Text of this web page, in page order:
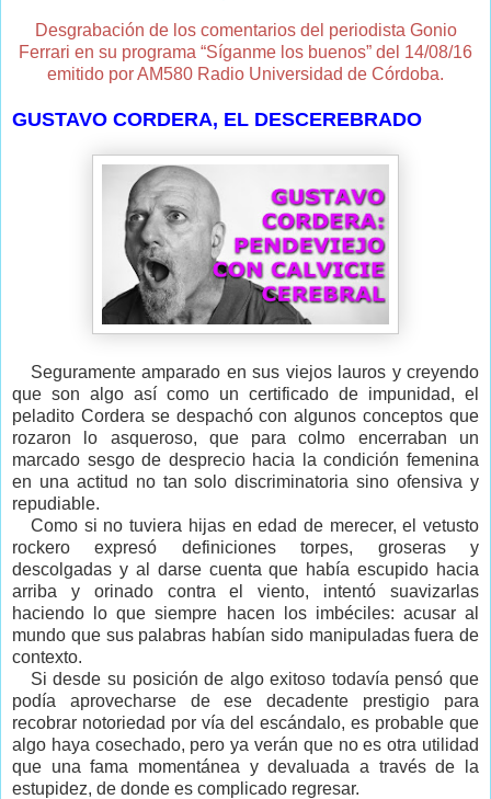
Desgrabación de los comentarios del periodista Gonio
Ferrari en su programa “Síganme los buenos” del 14/08/16
emitido por AM580 Radio Universidad de Córdoba.
GUSTAVO CORDERA, EL DESCEREBRADO
Seguramente amparado en sus viejos lauros y creyendo
que son algo así como un certificado de impunidad, el
peladito Cordera se despachó con algunos conceptos que
rozaron lo asqueroso, que para colmo encerraban un
marcado sesgo de desprecio hacia la condición femenina
en una actitud no tan solo discriminatoria sino ofensiva y
repudiable.
Como si no tuviera hijas en edad de merecer, el vetusto
rockero expresó definiciones torpes, groseras y
descolgadas y al darse cuenta que había escupido hacia
arriba y orinado contra el viento, intentó suavizarlas
haciendo lo que siempre hacen los imbéciles: acusar al
mundo que sus palabras habían sido manipuladas fuera de
contexto.
Si desde su posición de algo exitoso todavía pensó que
podía aprovecharse de ese decadente prestigio para
recobrar notoriedad por vía del escándalo, es probable que
algo haya cosechado, pero ya verán que no es otra utilidad
que una fama momentánea y devaluada a través de la
estupidez, de donde es complicado regresar.